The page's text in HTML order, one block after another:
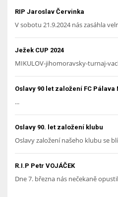
RIP Jaroslav Červinka
V sobotu 21.9.2024 nás zasáhla
Ježek CUP 2024
MIKULOV-jihomoravsky-turnaj-
Oslavy 90 let založení FC Pálava
...
Oslavy 90. let založení klubu
Oslavy založení našeho klubu se
R.I.P Petr VOJÁČEK
Dne 7. března nás nečekaně